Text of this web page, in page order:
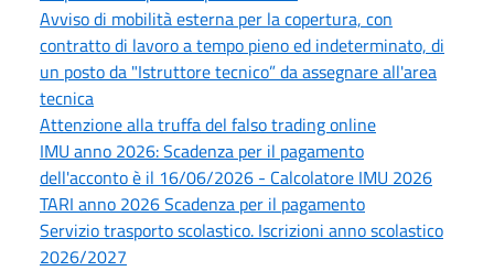
Avviso di mobilità esterna per la copertura, con
contratto di lavoro a tempo pieno ed indeterminato, di
un posto da "Istruttore tecnico” da assegnare all'area
tecnica
Attenzione alla truffa del falso trading online
IMU anno 2026: Scadenza per il pagamento
dell'acconto è il 16/06/2026 - Calcolatore IMU 2026
TARI anno 2026 Scadenza per il pagamento
Servizio trasporto scolastico. Iscrizioni anno scolastico
2026/2027